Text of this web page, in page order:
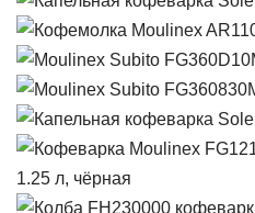
1.25 л, чёрная